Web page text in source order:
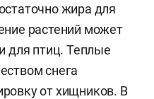
жира для
растений может
для птиц. Теплые
снега
от хищников. В